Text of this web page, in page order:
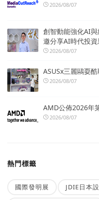
2026/08/07
創智動能強化AI
邀分享AI時代投資
2026/08/07
ASUSx三麗鷗耍
2026/08/07
AMD公佈2026年
2026/08/07
熱門標籤
國際發明展 JDIE日本